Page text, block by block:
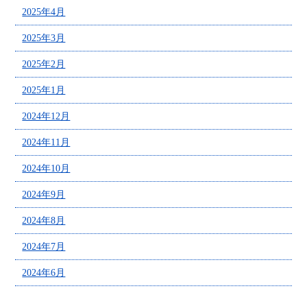
2025年4月
2025年3月
2025年2月
2025年1月
2024年12月
2024年11月
2024年10月
2024年9月
2024年8月
2024年7月
2024年6月